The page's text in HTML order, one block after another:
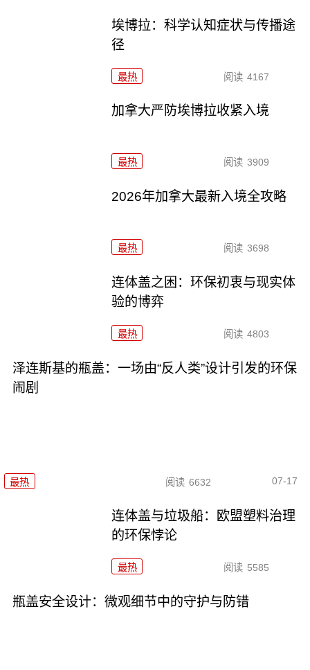
埃博拉：科学认知症状与传播途
径
最热 阅读 4167
加拿大严防埃博拉收紧入境
最热 阅读 3909
2026年加拿大最新入境全攻略
最热 阅读 3698
连体盖之困：环保初衷与现实体
验的博弈
最热 阅读 4803
泽连斯基的瓶盖：一场由“反人类”设计引发的环保
闹剧
最热 阅读 6632 07-17
连体盖与垃圾船：欧盟塑料治理
的环保悖论
最热 阅读 5585
瓶盖安全设计：微观细节中的守护与防错